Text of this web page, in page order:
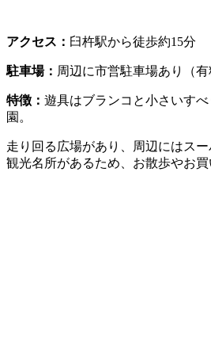
アクセス： 臼杵駅から徒歩約15分
駐車場： 周辺に市営駐車場あり（有
特徴： 遊具はブランコと小さいす
園。
走り回る広場があり、周辺にはス
観光名所があるため、お散歩やお買